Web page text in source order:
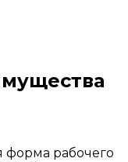
форма рабочего